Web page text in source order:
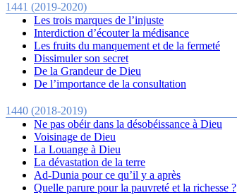
1441 (2019-2020)
Les trois marques de l’injuste
Interdiction d’écouter la médisance
Les fruits du manquement et de la fermeté
Dissimuler son secret
De la Grandeur de Dieu
De l’importance de la consultation
1440 (2018-2019)
Ne pas obéir dans la désobéissance à Dieu
Voisinage de Dieu
La Louange à Dieu
La dévastation de la terre
Ad-Dunia pour ce qu’il y a après
Quelle parure pour la pauvreté et la richesse ?